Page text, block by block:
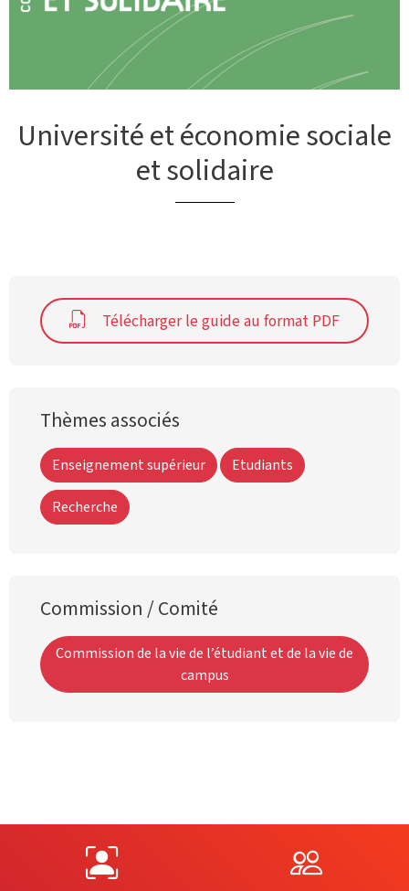
Université et économie sociale
et solidaire
Télécharger le guide au format PDF
Thèmes associés
Enseignement supérieur Etudiants
Recherche
Commission / Comité
Commission de la vie de l’étudiant et de la vie de
campus